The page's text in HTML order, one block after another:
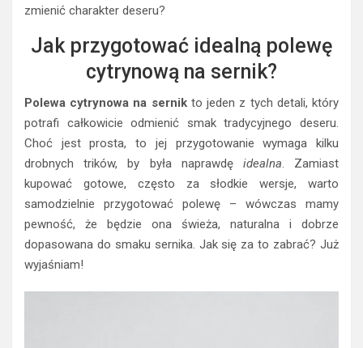
zmienić charakter deseru?
Jak przygotować idealną polewę
cytrynową na sernik?
Polewa cytrynowa na sernikto jeden z tych detali, który
potrafi całkowicie odmienić smak tradycyjnego deseru.
Choć jest prosta, to jej przygotowanie wymaga kilku
drobnych trików, by była naprawdę idealna. Zamiast
kupować gotowe, często za słodkie wersje, warto
samodzielnie przygotować polewę – wówczas mamy
pewność, że będzie ona świeża, naturalna i dobrze
dopasowana do smaku sernika. Jak się za to zabrać? Już
wyjaśniam!